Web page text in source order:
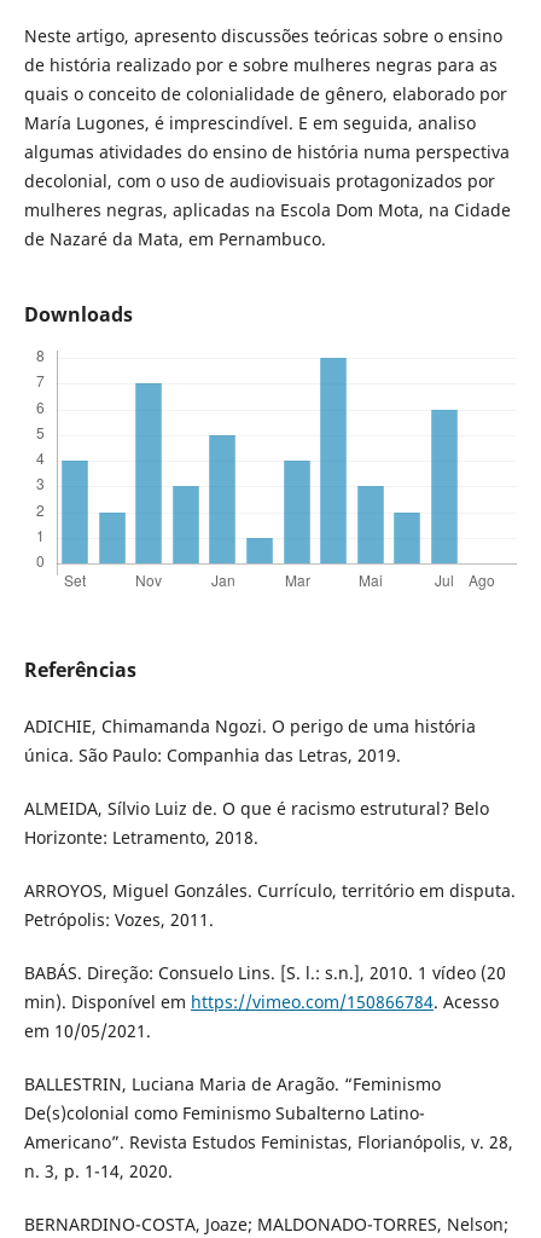
Neste artigo, apresento discussões teóricas sobre o ensino
de história realizado por e sobre mulheres negras para as
quais o conceito de colonialidade de gênero, elaborado por
María Lugones, é imprescindível. E em seguida, analiso
algumas atividades do ensino de história numa perspectiva
decolonial, com o uso de audiovisuais protagonizados por
mulheres negras, aplicadas na Escola Dom Mota, na Cidade
de Nazaré da Mata, em Pernambuco.
Downloads
Referências
ADICHIE, Chimamanda Ngozi. O perigo de uma história
única. São Paulo: Companhia das Letras, 2019.
ALMEIDA, Sílvio Luiz de. O que é racismo estrutural? Belo
Horizonte: Letramento, 2018.
ARROYOS, Miguel Gonzáles. Currículo, território em disputa.
Petrópolis: Vozes, 2011.
BABÁS. Direção: Consuelo Lins. [S. l.: s.n.], 2010. 1 vídeo (20
min). Disponível em https://vimeo.com/150866784. Acesso
em 10/05/2021.
BALLESTRIN, Luciana Maria de Aragão. “Feminismo
De(s)colonial como Feminismo Subalterno Latino-
Americano”. Revista Estudos Feministas, Florianópolis, v. 28,
n. 3, p. 1-14, 2020.
BERNARDINO-COSTA, Joaze; MALDONADO-TORRES, Nelson;